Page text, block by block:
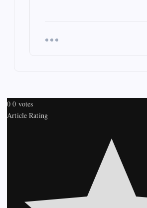
0 0 votes
Article Rating